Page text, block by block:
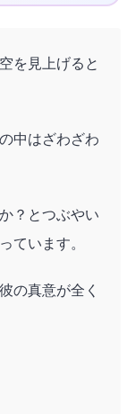
を見上げると
中はざわざわ
？とつぶやい
ています。
の真意が全く